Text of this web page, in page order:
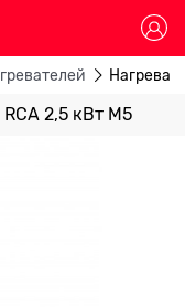
2,5 кВт М5